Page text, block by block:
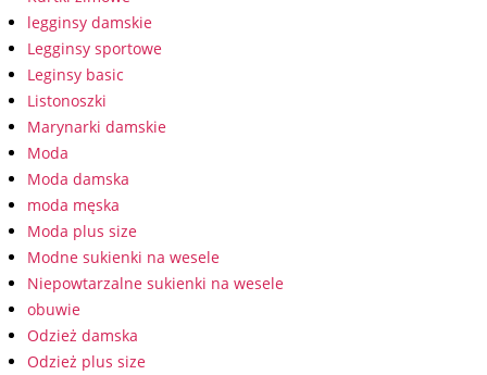
legginsy damskie
Legginsy sportowe
Leginsy basic
Listonoszki
Marynarki damskie
Moda
Moda damska
moda męska
Moda plus size
Modne sukienki na wesele
Niepowtarzalne sukienki na wesele
obuwie
Odzież damska
Odzież plus size